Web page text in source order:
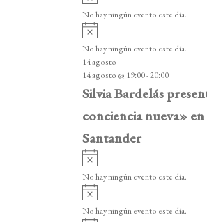
o
v
i
o
No hay ningún evento este día.
v
i
s
o
No hay ningún evento este día.
14 agosto
14 agosto @ 19:00-20:00
Silvia Bardelás
conciencia nueva» en
Santander
A
v
i
o
No hay ningún evento este día.
A
v
i
No hay ningún evento este día.